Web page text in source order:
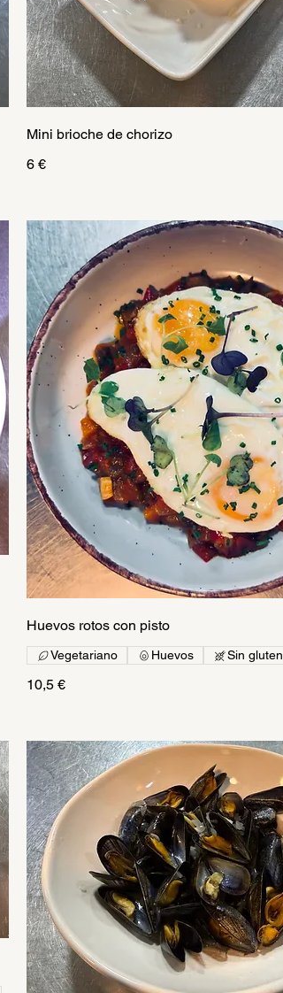
Mini brioche de chorizo
6 €
Huevos rotos con pisto
10,5 €
Vegetariano Huevos Sin gluten